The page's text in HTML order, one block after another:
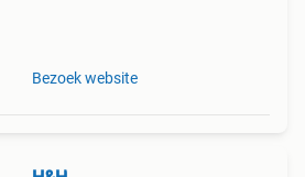
Bezoek website